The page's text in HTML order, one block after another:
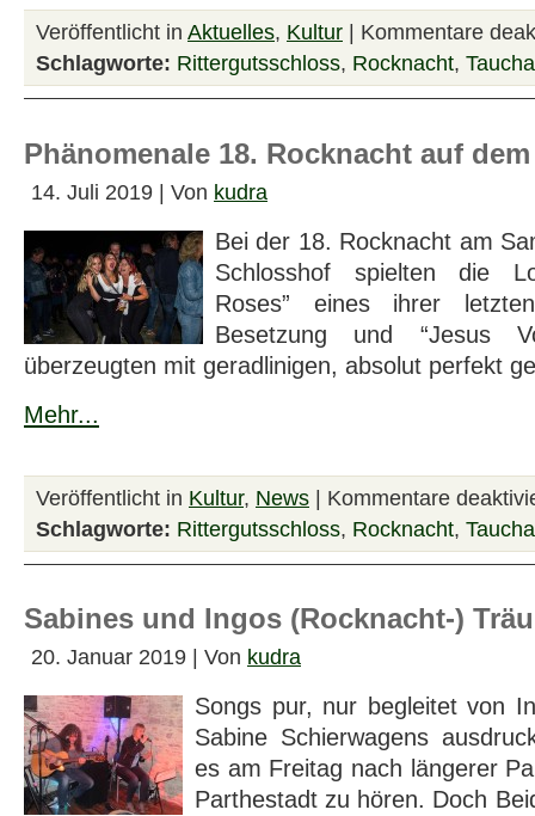
Veröffentlicht in Aktuelles, Kultur
Kommentare
Schlagworte: Rittergutsschloss, Rocknacht, Taucha
Phänomenale 18. Rocknacht auf
14. Juli 2019 | Von kudra
Bei der 18. Rocknacht am
Schlosshof spielten die
Roses” eines ihrer
Besetzung und “Jesus
überzeugten mit geradlinigen, absolut perfekt
Mehr...
Veröffentlicht in Kultur, News | Kommentare
Schlagworte: Rittergutsschloss, Rocknacht, Taucha
Sabines und Ingos (Rocknacht-)
20. Januar 2019 | Von kudra
Songs pur, nur begleitet von
Sabine Schierwagens
es am Freitag nach längerer
Parthestadt zu hören. Doch